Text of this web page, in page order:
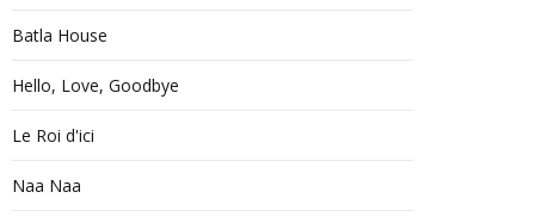
Batla House
Hello, Love, Goodbye
Le Roi d'ici
Naa Naa